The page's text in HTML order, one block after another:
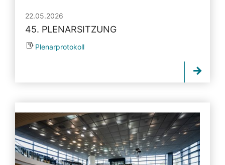
22.05.2026
45. PLENARSITZUNG
Plenarprotokoll